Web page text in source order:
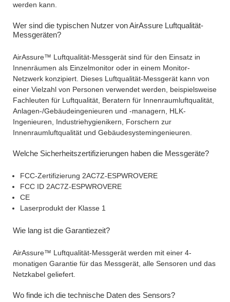
werden kann.
Wer sind die typischen Nutzer von AirAssure Luftqualität-
Messgeräten?
AirAssure™ Luftqualität-Messgerät sind für den Einsatz in
Innenräumen als Einzelmonitor oder in einem Monitor-
Netzwerk konzipiert. Dieses Luftqualität-Messgerät kann von
einer Vielzahl von Personen verwendet werden, beispielsweise
Fachleuten für Luftqualität, Beratern für Innenraumluftqualität,
Anlagen-/Gebäudeingenieuren und -managern, HLK-
Ingenieuren, Industriehygienikern, Forschern zur
Innenraumluftqualität und Gebäudesystemingenieuren.
Welche Sicherheitszertifizierungen haben die Messgeräte?
FCC-Zertifizierung 2AC7Z-ESPWROVERE
FCC ID 2AC7Z-ESPWROVERE
CE
Laserprodukt der Klasse 1
Wie lang ist die Garantiezeit?
AirAssure™ Luftqualität-Messgerät werden mit einer 4-
monatigen Garantie für das Messgerät, alle Sensoren und das
Netzkabel geliefert.
Wo finde ich die technische Daten des Sensors?